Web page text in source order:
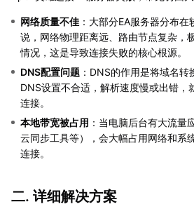
网络质量不佳 ：大部分EA服务器分布
说，网络物理距离远、路由节点复杂，
情况，这是导致连接失败的核心根源。
DNS配置问题 ：DNS的作用是将域名
DNS设置不合适，解析速度慢或出错，
连接。
本地带宽被占用 ：当电脑后台有大流量
云同步工具等），会大幅占用网络和系
连接。
二. 详细解决方案